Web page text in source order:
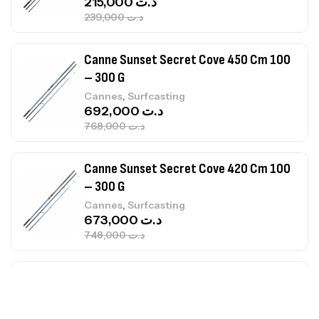
د.ت692,000
Canne Sunset Secret Cove 420 Cm 100
– 300 G
Cannes,Surfcasting
د.ت673,000
Canne Jigging Sunset Massive Attack
1.83m 120/250gr 30kg
Cannes,Jigging
د.ت340,000